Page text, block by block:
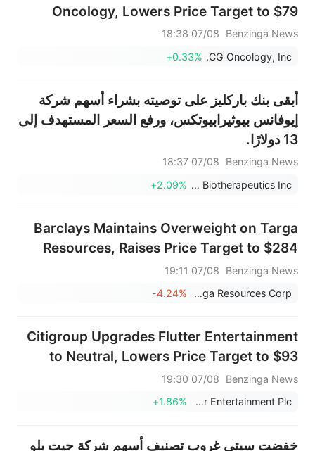
Oncology, Lowers Price Target to $79
Benzinga News
07/08 18:38
CG Oncology, Inc.
+0.33%
أبقى بنك باركليز على توصيته بشراء أسهم شركة
إيوفانس بيوثيرابيوتكس، ورفع السعر المستهدف إلى
13 دولارًا.
Benzinga News
07/08 18:37
Iovance Biotherapeutics Inc
+2.09%
Barclays Maintains Overweight on Targa
Resources, Raises Price Target to $284
Benzinga News
07/08 19:11
Targa Resources Corp.
-4.24%
Citigroup Upgrades Flutter Entertainment
to Neutral, Lowers Price Target to $93
Benzinga News
07/08 19:30
Flutter Entertainment Plc
+1.86%
خفضت سيتي غروب تصنيف أسهم شركة جيت بلو